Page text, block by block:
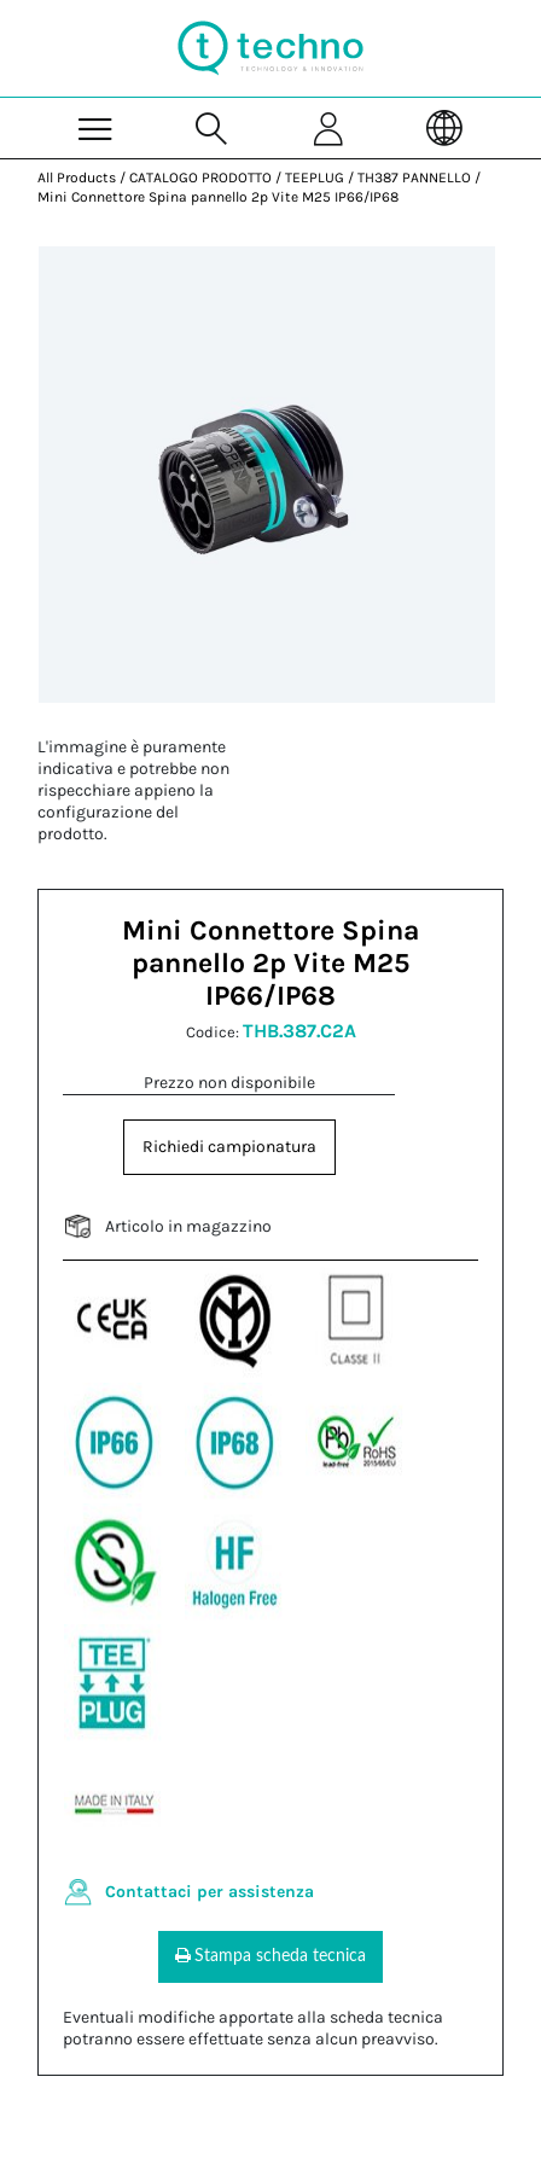
All Products / CATALOGO PRODOTTO / TEEPLUG / TH387 PANNELLO /
Mini Connettore Spina pannello 2p Vite M25 IP66/IP68
L'immagine è puramente
indicativa e potrebbe non
rispecchiare appieno la
configurazione del
prodotto.
Mini Connettore Spina
pannello 2p Vite M25
IP66/IP68
Codice: THB.387.C2A
Prezzo non disponibile
Richiedi campionatura
Articolo in magazzino
Contattaci per assistenza
Stampa scheda tecnica
Eventuali modifiche apportate alla scheda tecnica
potranno essere effettuate senza alcun preavviso.